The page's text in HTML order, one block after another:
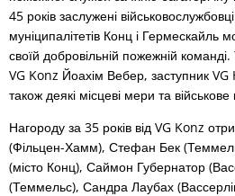
45 років заслужені
муніципалітетів Конц і Гермескайль
своїй добровільній пожежній
VG Konz Йоахім Вебер, заступник
також деякі місцеві мери та військове
Нагороду за 35 років від VG Konz
(Фільцен-Хамм), Стефан Бек
(місто Конц), Саймон Губернатор
(Теммельс), Сандра Лаубах